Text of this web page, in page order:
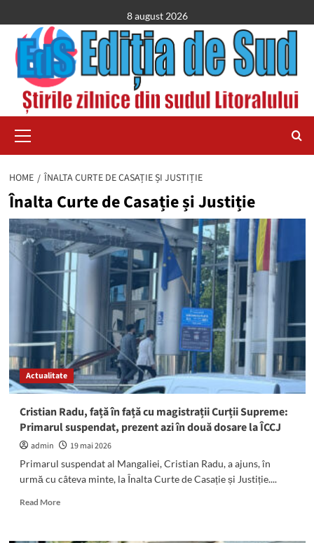
to
content
8 august 2026
Menu
HOME ÎNALTA CURTE DE CASAȚIE ȘI JUSTIȚIE
Înalta Curte de Casație și Justiție
Actualitate
Cristian Radu, față în față cu magistrații Curții Supreme:
Primarul suspendat, prezent azi în două dosare la ÎCCJ
admin
19 mai 2026
Primarul suspendat al Mangaliei, Cristian Radu, a ajuns, în
urmă cu câteva minte, la Înalta Curte de Casație și Justiție....
Read MoreRead
Cristian